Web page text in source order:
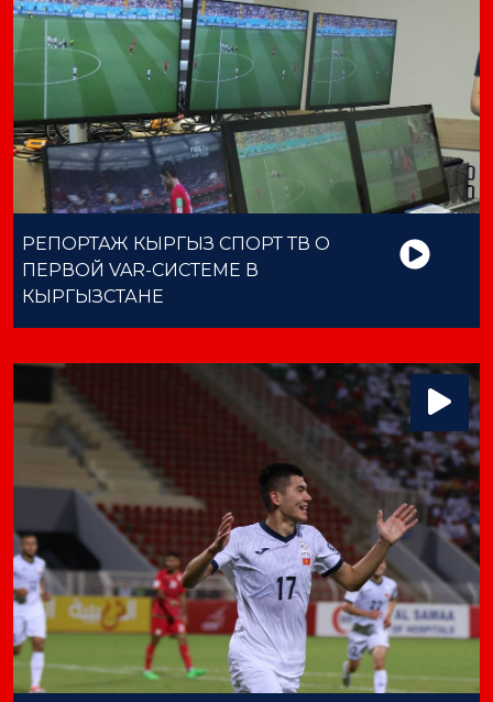
РЕПОРТАЖ КЫРГЫЗ СПОРТ ТВ О
ПЕРВОЙ VAR-СИСТЕМЕ В
КЫРГЫЗСТАНЕ